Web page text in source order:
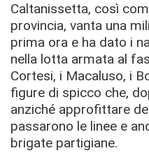
Caltanissetta, così
provincia, vanta una
prima ora e ha dato i
nella lotta armata al
Cortesi, i Macaluso, i
figure di spicco che,
anziché approfittare
passarono le linee e
brigate partigiane.